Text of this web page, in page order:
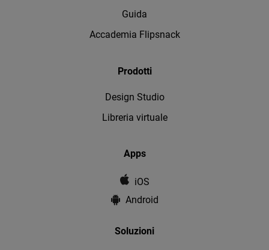
Guida
Accademia Flipsnack
Prodotti
Design Studio
Libreria virtuale
Apps
iOS
Android
Soluzioni